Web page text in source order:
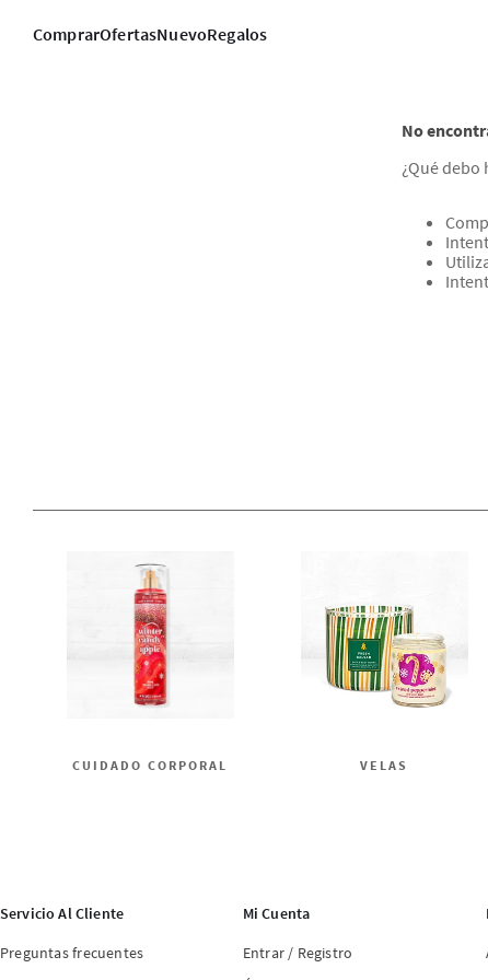
ComprarOfertasNuevoRegalos
No
¿Qué debo
CUIDADO CORPORAL VELAS
Servicio Al Cliente
Preguntas frecuentes
Mi Cuenta
Entrar / Registro